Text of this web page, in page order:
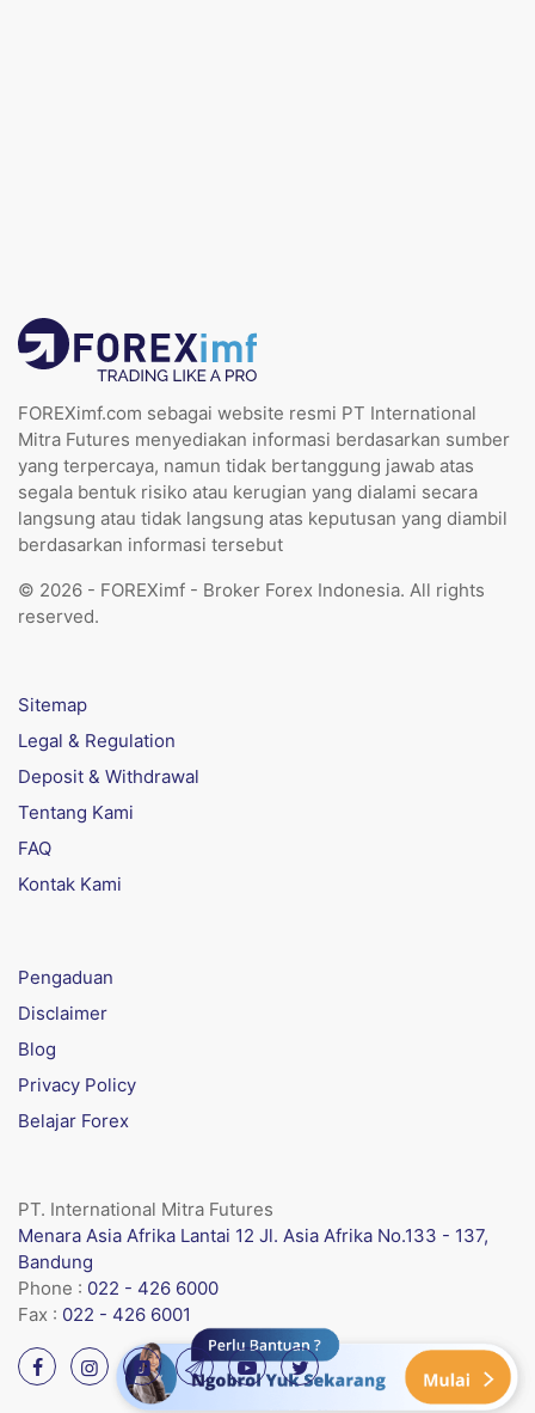
FOREXimf.com sebagai website resmi PT International
Mitra Futures menyediakan informasi berdasarkan sumber
yang terpercaya, namun tidak bertanggung jawab atas
segala bentuk risiko atau kerugian yang dialami secara
langsung atau tidak langsung atas keputusan yang diambil
berdasarkan informasi tersebut
© 2026 - FOREXimf - Broker Forex Indonesia. All rights
reserved.
Sitemap
Legal & Regulation
Deposit & Withdrawal
Tentang Kami
FAQ
Kontak Kami
Pengaduan
Disclaimer
Blog
Privacy Policy
Belajar Forex
PT. International Mitra Futures
Menara Asia Afrika Lantai 12 Jl. Asia Afrika No.133 - 137,
Bandung
Phone : 022 - 426 6000
Fax : 022 - 426 6001